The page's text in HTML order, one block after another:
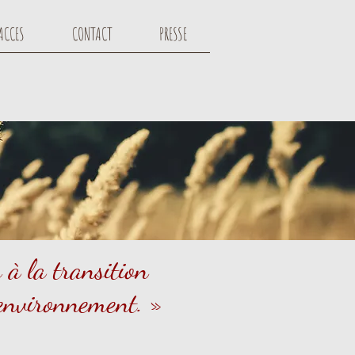
CONTACT PRESSE
à la transition
»